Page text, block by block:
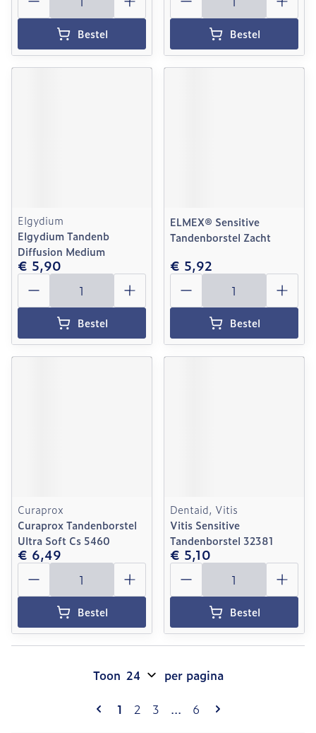
Bestel Bestel
Elgydium
Elgydium Tandenb
Diffusion Medium
€ 5,90
Aantal
Bestel
ELMEX® Sensitive
Tandenborstel Zacht
€ 5,92
Aantal
Bestel
Curaprox
Curaprox Tandenborstel
Ultra Soft Cs 5460
€ 6,49
Aantal
Bestel
Dentaid, Vitis
Vitis Sensitive
Tandenborstel 32381
€ 5,10
Aantal
Bestel
Pagina's
U lees momenteel pagina
1 Pagina
2 Pagina
3 ... Pagina
6
Toon per pagina